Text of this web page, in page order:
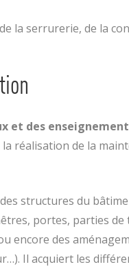
la serrurerie, de la
et des
réalisation de la
structures du
portes, parties
encore des
Il acquiert les